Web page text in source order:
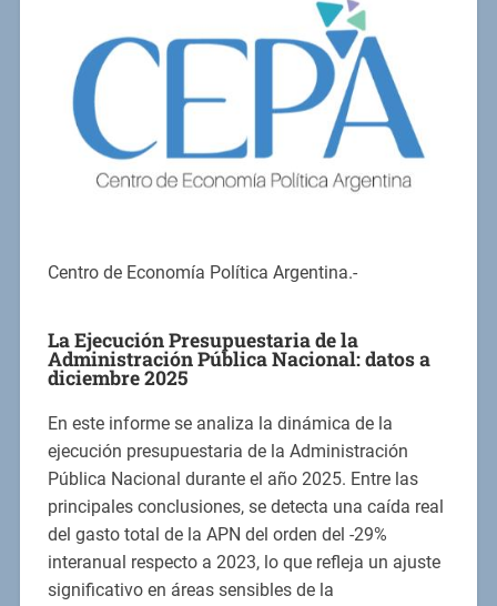
Centro de Economía Política Argentina.-
La Ejecución Presupuestaria de la
Administración Pública Nacional:datos a
diciembre 2025
En este informe se analiza la dinámica de la
ejecución presupuestaria de la Administración
Pública Nacional durante el año 2025. Entre las
principales conclusiones, se detecta una caída real
del gasto total de la APN del orden del -29%
interanual respecto a 2023, lo que refleja un ajuste
significativo en áreas sensibles de la